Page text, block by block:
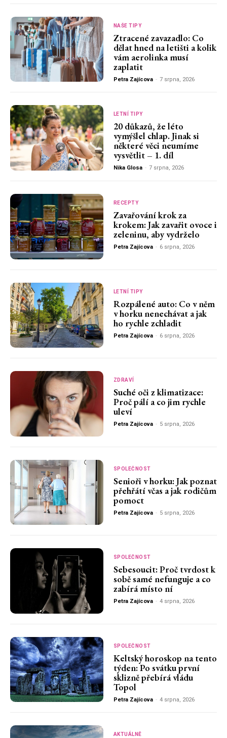
NAŠE TIPY
Ztracené zavazadlo: Co
dělat hned na letišti a kolik
vám aerolinka musí
zaplatit
Petra Zajícova - 7 srpna, 2026
LETNÍ TIPY
20 důkazů, že léto
vymýšlel chlap. Jinak si
některé věci neumíme
vysvětlit – 1. díl
Nika Glosa - 7 srpna, 2026
RECEPTY
Zavařování krok za
krokem: Jak zavařit ovoce i
zeleninu, aby vydrželo
Petra Zajícova - 6 srpna, 2026
LETNÍ TIPY
Rozpálené auto: Co v něm
v horku nenechávat a jak
ho rychle zchladit
Petra Zajícova - 6 srpna, 2026
ZDRAVÍ
Suché oči z klimatizace:
Proč pálí a co jim rychle
uleví
Petra Zajícova - 5 srpna, 2026
SPOLEČNOST
Senioři v horku: Jak poznat
přehřátí včas a jak rodičům
pomoct
Petra Zajícova - 5 srpna, 2026
SPOLEČNOST
Sebesoucit: Proč tvrdost k
sobě samé nefunguje a co
zabírá místo ní
Petra Zajícova - 4 srpna, 2026
SPOLEČNOST
Keltský horoskop na tento
týden: Po svátku první
sklizně přebírá vládu
Topol
Petra Zajícova - 4 srpna, 2026
AKTUÁLNĚ